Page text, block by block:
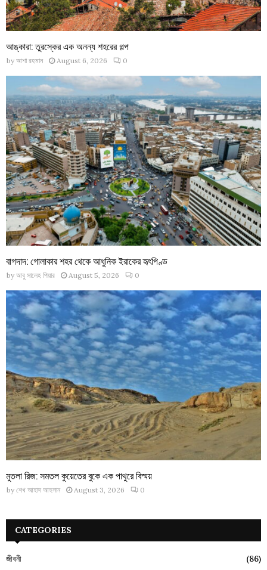
আঙ্কারা: তুরস্কের এক অনন্য শহরের গল্প
by আশা রহমান August 6, 2026 0
বাগদাদ: গোলাকার শহর থেকে আধুনিক ইরাকের হৃৎপিণ্ড
by আবু সালেহ পিয়ার August 5, 2026 0
মুতলা রিজ: সমতল কুয়েতের বুকে এক পাথুরে বিস্ময়
by শেখ আহাদ আহসান August 3, 2026 0
CATEGORIES
জীবনী
(86)